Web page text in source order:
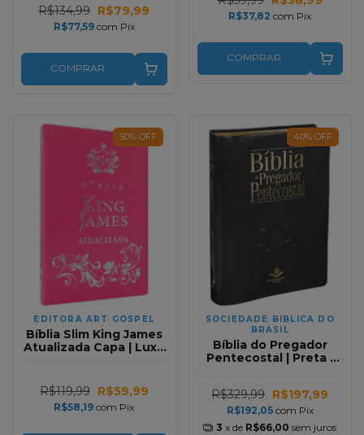
R$134,99 R$79,99
R$77,59 com Pix
COMPRAR
R$37,82com Pix
COMPRAR
50% OFF
EDITORA ART GOSPEL
Bíblia Slim King James
Atualizada Capa | Luxo
R$119,99 R$59,99
R$58,19com Pix
40% OFF
SOCIEDADE BIBLICA DO
BRASIL
Bíblia do Pregador
Pentecostal | Preta |
R$329,99 R$197,99
R$192,05 com Pix
3 x de R$66,00 sem juros